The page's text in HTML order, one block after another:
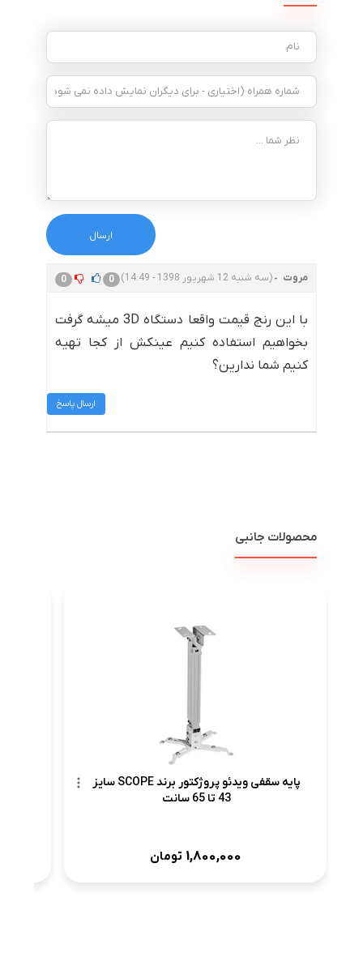
مروت (سه شنبه 12 شهریور 1398 - 14:49) 0 0
با این رنج قیمت واقعا دستگاه 3D میشه گرفت
بخواهیم استفاده کنیم عینکش از کجا تهیه
کنیم شما ندارین؟
ارسال پاسخ
محصولات جانبی
پایه سقفی ویدئو پروژکتور برند SCOPE سایز
43 تا 65 سانت
1,800,000 تومان